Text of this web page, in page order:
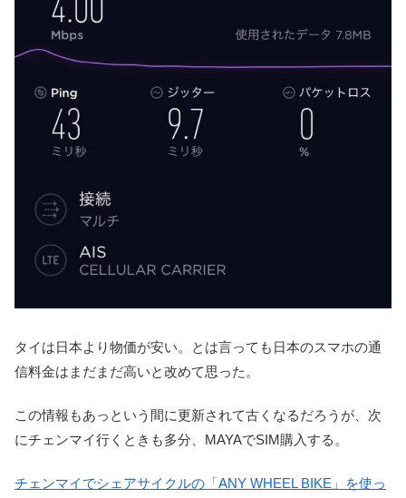
タイは日本より物価が安い。とは言っても日本のスマホの通
信料金はまだまだ高いと改めて思った。
この情報もあっという間に更新されて古くなるだろうが、次
にチェンマイ行くときも多分、MAYAでSIM購入する。
チェンマイでシェアサイクルの「ANY WHEEL BIKE」を使っ